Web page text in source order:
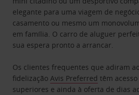
elegante para uma viagem de
casamento ou mesmo um
em família. O carro de aluguer
sua espera pronto a arrancar.
Os clientes frequentes que adiram
fidelizaçãoAvis Preferred têm
superiores e ainda à oferta de dias